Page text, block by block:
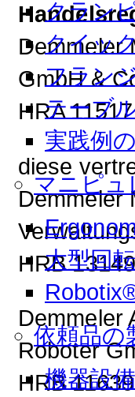
クラン
クイッ
フラン
テーブ
実践例
マニピュ
大型回
依頼品の
機器設備
Demmeler
GmbH &
HRA 11517
diese
Demmeler
HRB
Demmeler
Roboter
HRB 11639